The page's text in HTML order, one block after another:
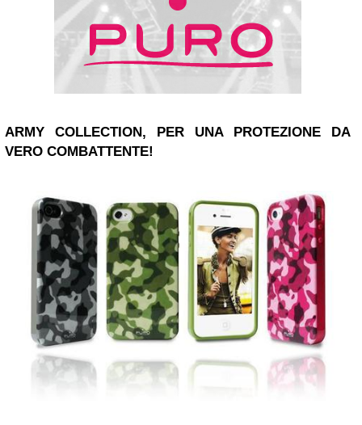
ARMY COLLECTION, PER UNA PROTEZIONE DA
VERO COMBATTENTE!